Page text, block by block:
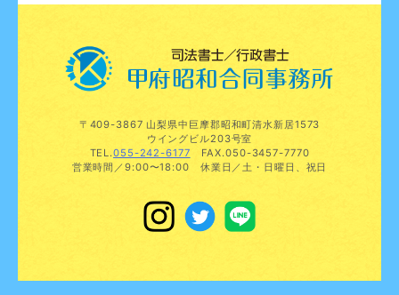
〒409-3867 山梨県中巨摩郡昭和町清水新居1573
ウイングビル203号室
TEL.055-242-6177 FAX.050-3457-7770
営業時間／9:00〜18:00 休業日／土・日曜日、祝日